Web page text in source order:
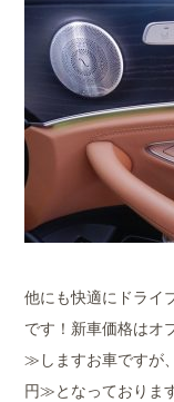
他にも快適にドライ
です！新車価格はオ
≫しますお車ですが
円≫となっておりま